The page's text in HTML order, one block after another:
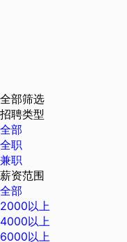
全部筛选
招聘类型
全部
全职
兼职
薪资范围
全部
2000以上
4000以上
6000以上